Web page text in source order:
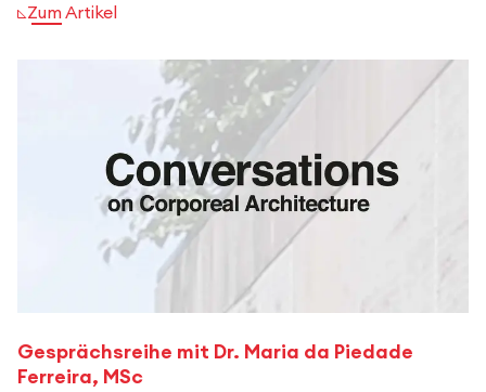
Zum Artikel
Gesprächsreihe mit Dr. Maria da Piedade
Ferreira, MSc